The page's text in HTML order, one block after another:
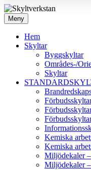
Meny
Hem
Skyltar
Byggskyltar
Områdes-/
Skyltar
Kemiska
Kemiska
Miljödekaler
Miljödekaler